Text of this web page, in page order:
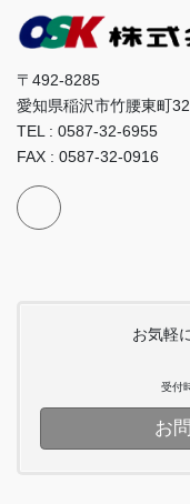
〒492-8285
愛知県稲沢市竹腰東町
TEL : 0587-32-6955
FAX : 0587-32-0916
お気軽
受付
お問